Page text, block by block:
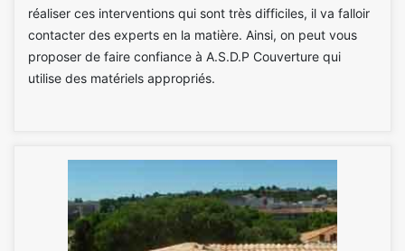
réaliser ces interventions qui sont très difficiles, il va falloir
contacter des experts en la matière. Ainsi, on peut vous
proposer de faire confiance à A.S.D.P Couverture qui
utilise des matériels appropriés.